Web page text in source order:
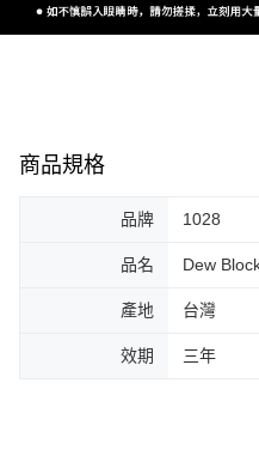
商品規格
品牌 1028
品名 Dew
產地 台灣
效期 三年